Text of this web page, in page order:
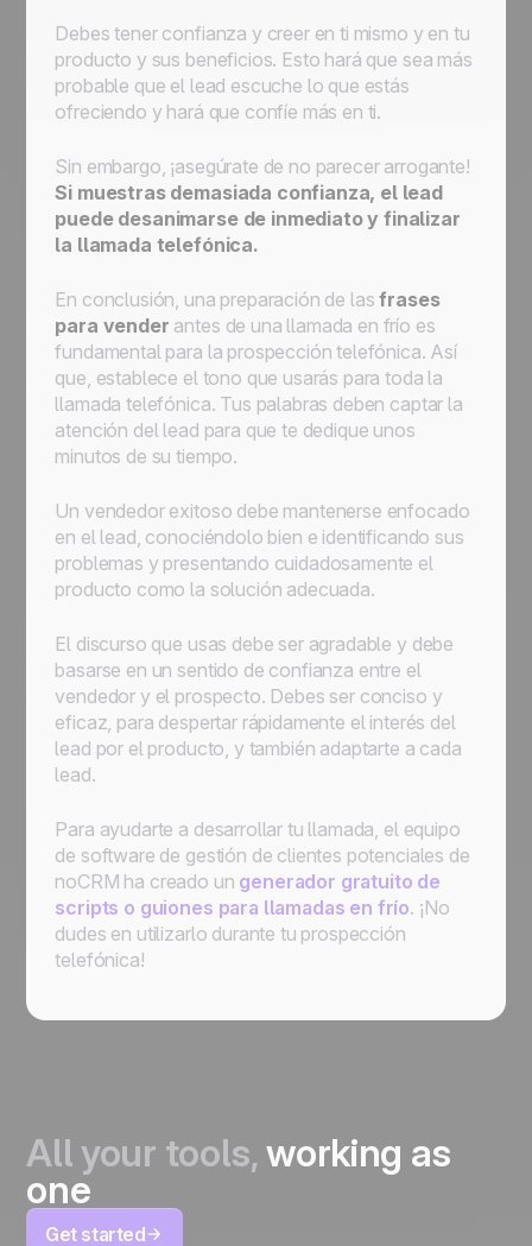
Debes tener confianza y creer en ti mismo y en tu
producto y sus beneficios. Esto hará que sea más
probable que el lead escuche lo que estás
ofreciendo y hará que confíe más en ti.
Sin embargo, ¡asegúrate de no parecer arrogante!
Si muestras demasiada confianza, el lead
puede desanimarse de inmediato y finalizar
la llamada telefónica.
En conclusión, una preparación de lasfrases
para vender antes de una llamada en frío es
fundamental para la prospección telefónica. Así
que, establece el tono que usarás para toda la
llamada telefónica. Tus palabras deben captar la
atención del lead para que te dedique unos
minutos de su tiempo.
Un vendedor exitoso debe mantenerse enfocado
en el lead, conociéndolo bien e identificando sus
problemas y presentando cuidadosamente el
producto como la solución adecuada.
El discurso que usas debe ser agradable y debe
basarse en un sentido de confianza entre el
vendedor y el prospecto. Debes ser conciso y
eficaz, para despertar rápidamente el interés del
lead por el producto, y también adaptarte a cada
lead.
Para ayudarte a desarrollar tu llamada, el equipo
de software de gestión de clientes potenciales de
noCRM ha creado un generador gratuito de
scripts o guiones para llamadas en frío. ¡No
dudes en utilizarlo durante tu prospección
telefónica!
All your tools,working as
one
Get started